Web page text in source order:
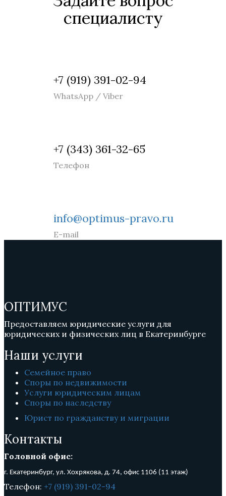
специалисту
+7 (919) 391-02-94
WhatsApp / Viber
+7 (343) 361-32-65
Телефон
info@optimus-pravo.ru
E-mail
ОПТИМУС
Предоставляем юридические услуги для
юридических и физических лиц в Екатеринбурге
Наши услуги
Семейное право
Споры по недвижимости
Услуги юридическим лицам
Споры по наследству
Юрист по гражданству и миграции
Контакты
Головной офис:
г. Екатеринбург, ул. Хохрякова, д. 74, офис 1106 (11 этаж)
Телефон: +7 (919) 391-02-94